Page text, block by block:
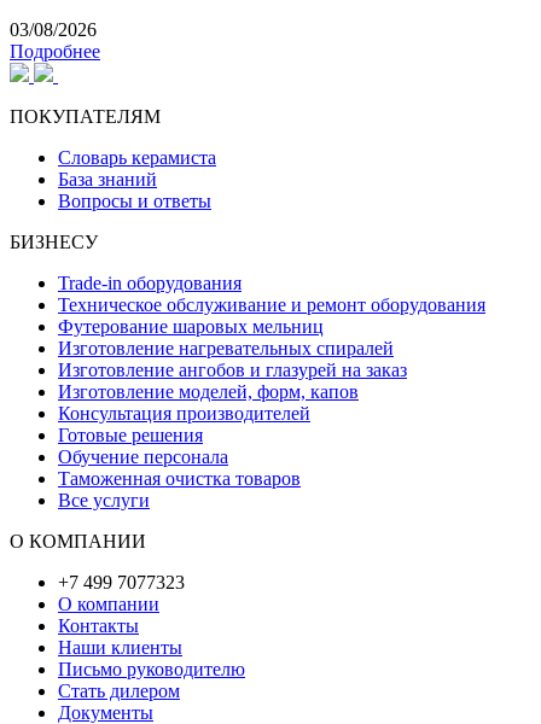
03/08/2026
Подробнее
ПОКУПАТЕЛЯМ
Словарь керамиста
База знаний
Вопросы и ответы
БИЗНЕСУ
Trade-in оборудования
Техническое обслуживание и ремонт оборудования
Футерование шаровых мельниц
Изготовление нагревательных спиралей
Изготовление ангобов и глазурей на заказ
Изготовление моделей, форм, капов
Консультация производителей
Готовые решения
Обучение персонала
Таможенная очистка товаров
Все услуги
О КОМПАНИИ
+7 499 7077323
О компании
Контакты
Наши клиенты
Письмо руководителю
Стать дилером
Документы